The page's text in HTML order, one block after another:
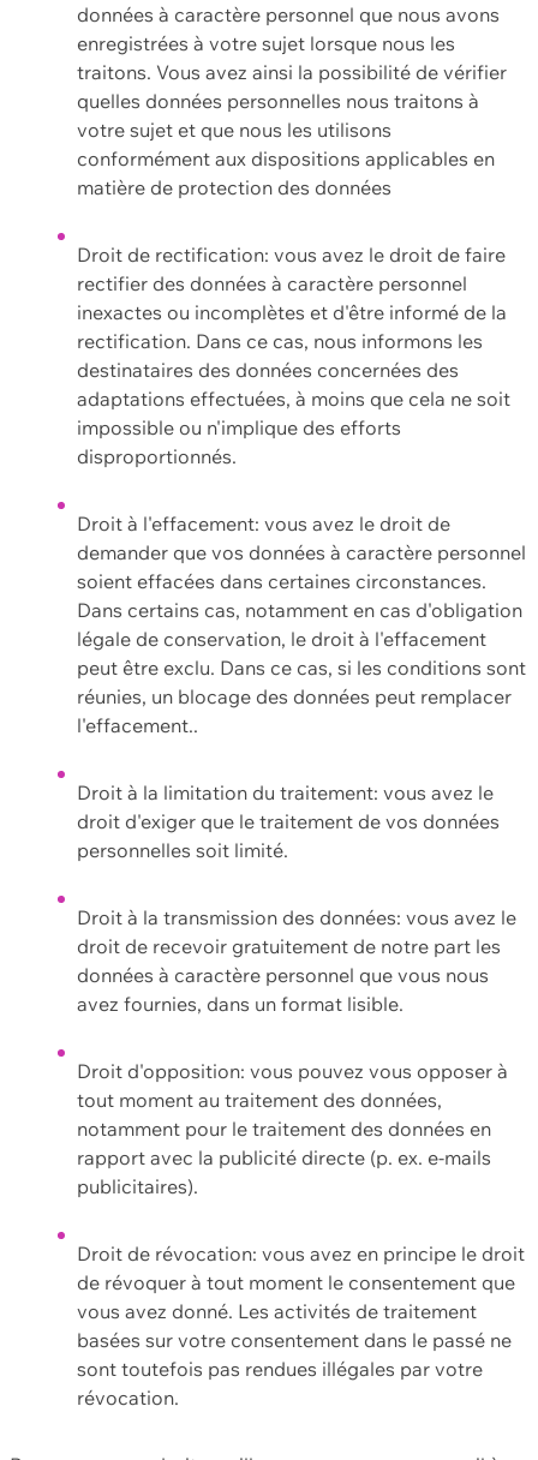
données à caractère personnel que nous avons
enregistrées à votre sujet lorsque nous les
traitons. Vous avez ainsi la possibilité de vérifier
quelles données personnelles nous traitons à
votre sujet et que nous les utilisons
conformément aux dispositions applicables en
matière de protection des données
Droit de rectification: vous avez le droit de faire
rectifier des données à caractère personnel
inexactes ou incomplètes et d'être informé de la
rectification. Dans ce cas, nous informons les
destinataires des données concernées des
adaptations effectuées, à moins que cela ne soit
impossible ou n'implique des efforts
disproportionnés.
Droit à l'effacement: vous avez le droit de
demander que vos données à caractère personnel
soient effacées dans certaines circonstances.
Dans certains cas, notamment en cas d'obligation
légale de conservation, le droit à l'effacement
peut être exclu. Dans ce cas, si les conditions sont
réunies, un blocage des données peut remplacer
l'effacement..
Droit à la limitation du traitement: vous avez le
droit d'exiger que le traitement de vos données
personnelles soit limité.
Droit à la transmission des données: vous avez le
droit de recevoir gratuitement de notre part les
données à caractère personnel que vous nous
avez fournies, dans un format lisible.
Droit d'opposition: vous pouvez vous opposer à
tout moment au traitement des données,
notamment pour le traitement des données en
rapport avec la publicité directe (p. ex. e-mails
publicitaires).
Droit de révocation: vous avez en principe le droit
de révoquer à tout moment le consentement que
vous avez donné. Les activités de traitement
basées sur votre consentement dans le passé ne
sont toutefois pas rendues illégales par votre
révocation.